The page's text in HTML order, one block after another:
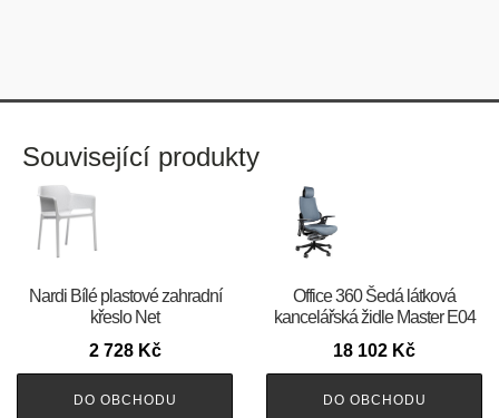
Související produkty
Nardi Bílé plastové zahradní
křeslo Net
2 728 Kč
DO OBCHODU
Office 360 Šedá látková
kancelářská židle Master E04
18 102 Kč
DO OBCHODU